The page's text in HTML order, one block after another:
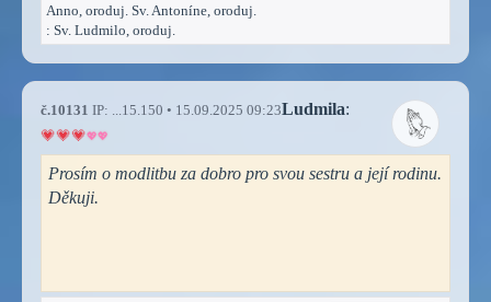
Anno, oroduj. Sv. Antoníne, oroduj.
: Sv. Ludmilo, oroduj.
č.10131 IP: ...15.150 • 15.09.2025 09:23Ludmila:
Prosím o modlitbu za dobro pro svou sestru a její rodinu.
Děkuji.